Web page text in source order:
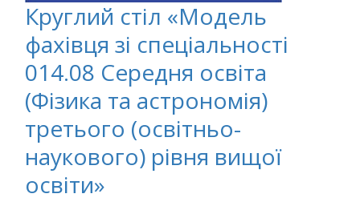
Круглий стіл «Модель
фахівця зі спеціальності
014.08 Середня освіта
(Фізика та астрономія)
третього (освітньо-
наукового) рівня вищої
освіти»